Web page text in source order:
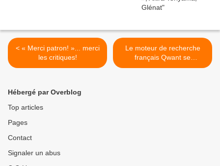
< « Merci patron! »... merci
les critiques!
Le moteur de recherche
français Qwant se
renouvelle! >
Hébergé par Overblog
Top articles
Pages
Contact
Signaler un abus